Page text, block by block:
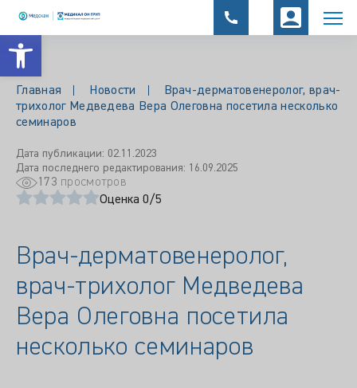
Открыть панель инструментов
Главная Новости
Врач-дерматовенеролог, врач-
трихолог Медведева Вера Олеговна посетила несколько
семинаров
Дата публикации: 02.11.2023
Дата последнего редактирования: 16.09.2025
173 просмотров
Оценка 0/5
Врач-дерматовенеролог,
врач-трихолог Медведева
Вера Олеговна посетила
несколько семинаров